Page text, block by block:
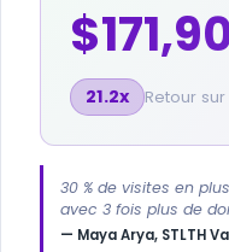
21.2x Retour
30 % de visites en
avec 3 fois plus de
— Maya Arya, STLTH